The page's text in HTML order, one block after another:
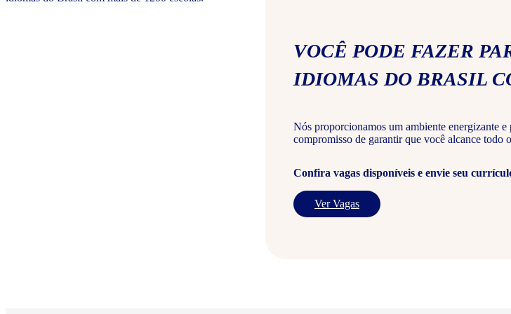
VOCÊ PODE FAZER
IDIOMAS DO BRASIL
Nós proporcionamos um ambiente energizante
compromisso de garantir que você alcance todo
Confira vagas disponíveis e envie seu
Ver Vagas